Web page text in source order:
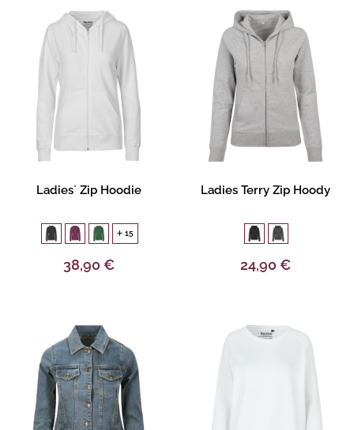
Gestalten
Ladies` Zip Hoodie
15
38,90 €
Gestalten
Ladies Terry Zip Hoody
24,90 €